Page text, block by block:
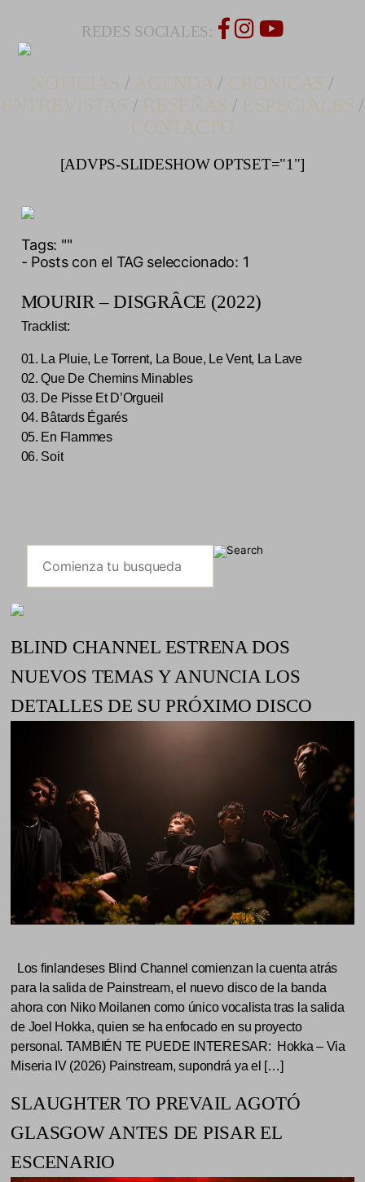
REDES SOCIALES:
/ /
/
/ /
/
[ADVPS-SLIDESHOW OPTSET="1"]
Tags: ""
- Posts con el TAG seleccionado: 1
MOURIR – DISGRÂCE (2022)
Tracklist:
01. La Pluie, Le Torrent, La Boue, Le Vent, La Lave
02. Que De Chemins Minables
03. De Pisse Et D’Orgueil
04. Bâtards Égarés
05. En Flammes
06. Soit
BLIND CHANNEL ESTRENA DOS
NUEVOS TEMAS Y ANUNCIA LOS
DETALLES DE SU PRÓXIMO DISCO
Los finlandeses Blind Channel comienzan la cuenta atrás
para la salida de Painstream, el nuevo disco de la banda
ahora con Niko Moilanen como único vocalista tras la salida
de Joel Hokka, quien se ha enfocado en su proyecto
personal. TAMBIÉN TE PUEDE INTERESAR: Hokka – Via
Miseria IV (2026) Painstream, supondrá ya el […]
SLAUGHTER TO PREVAIL AGOTÓ
GLASGOW ANTES DE PISAR EL
ESCENARIO